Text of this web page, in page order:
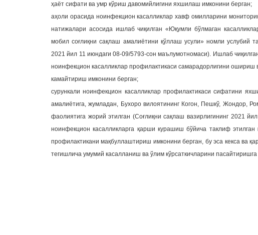
ҳаёт сифати ва умр кўриш давомийлигини яхшилаш имконини берган;
аҳоли орасида ноинфекцион касалликлар хавф омилларини
натижалари асосида ишлаб чиқилган «Юқумли бўлмаган
мобил соғлиқни сақлаш амалиётини қўллаш усули» номли услубий
2021 йил 11 июндаги 08-09/5793-сон маълумотномаси). Ишлаб
ноинфекцион касалликлар профилактикаси самарадорлигини ошириш
камайтириш имконини берган;
сурункали ноинфекцион касалликлар профилактикаси сифатини
амалиётига, жумладан, Бухоро вилоятининг Когон, Пешкў, Жондор,
фаолиятига жорий этилган (Соғлиқни сақлаш вазирлигининг 2021
ноинфекцион касалликларга қарши курашиш бўйича таклиф этилган
профилактикани мақбуллаштириш имконини берган, бу эса кекса ва
тегишлича умумий касалланиш ва ўлим кўрсаткичларини